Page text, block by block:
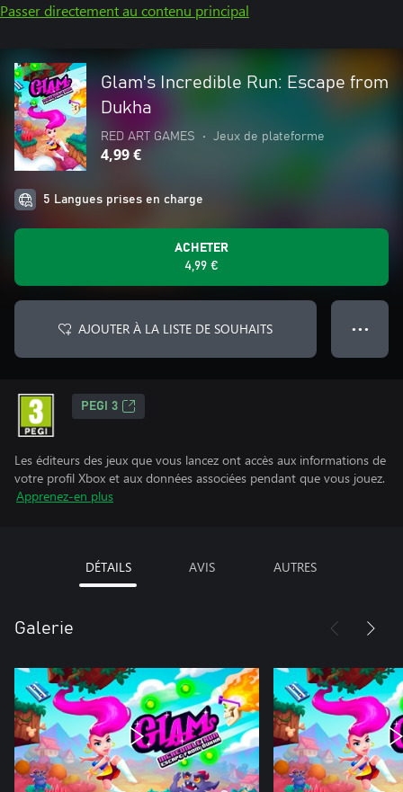
Passer directement au contenu principal
Glam's Incredible Run: Escape from
Dukha
RED ART GAMES • Jeux de plateforme
4,99 €
5 Langues prises en charge
ACHETER
4,99 €
AJOUTER À LA LISTE DE SOUHAITS ● ● ●
PEGI 3
Les éditeurs des jeux que vous lancez ont accès aux informations de
votre profil Xbox et aux données associées pendant que vous jouez.
Apprenez-en plus
DÉTAILS AVIS AUTRES
Galerie